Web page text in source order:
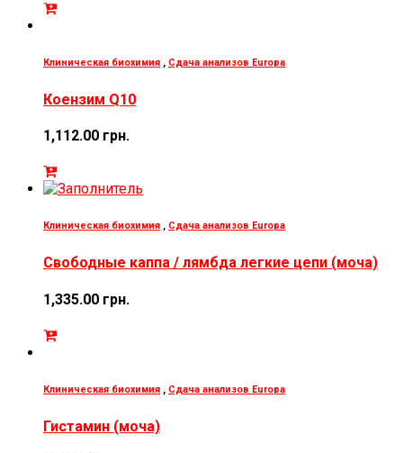
Клиническая биохимия , Сдача анализов Europa
Коензим Q10
1,112.00 грн.
Клиническая биохимия , Сдача анализов Europa
Свободные каппа / лямбда легкие цепи (моча)
1,335.00 грн.
Клиническая биохимия , Сдача анализов Europa
Гистамин (моча)